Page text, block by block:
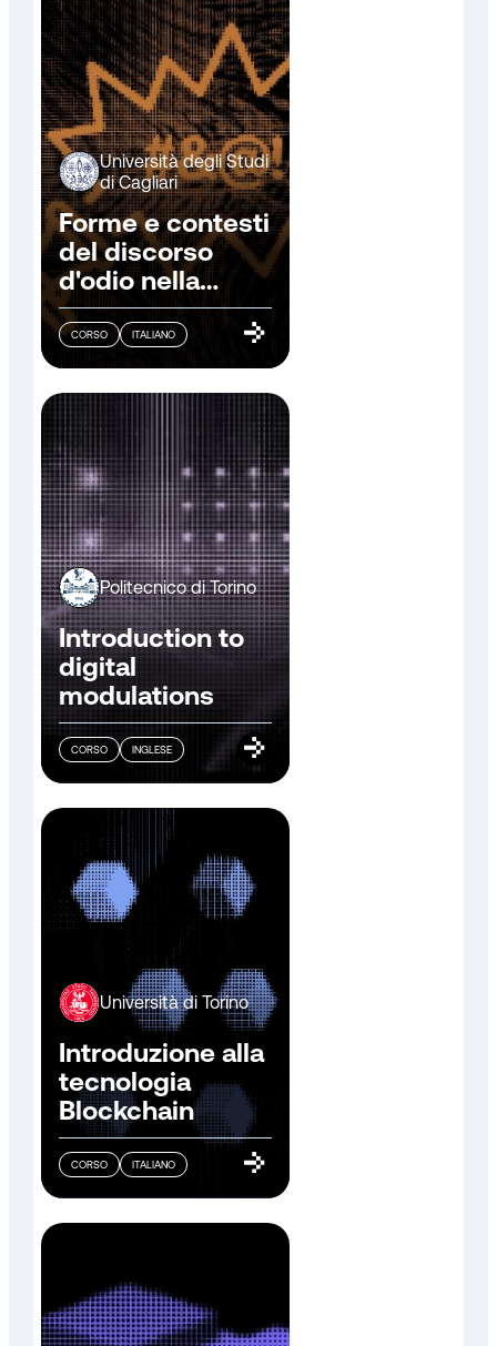
Università degli Studi
di Cagliari
Forme e contesti
del discorso
d'odio nella
comunicazione
pubblica
CORSO ITALIANO
Politecnico di Torino
Introduction to
digital
modulations
CORSO INGLESE
Università di Torino
Introduzione alla
tecnologia
Blockchain
CORSO ITALIANO